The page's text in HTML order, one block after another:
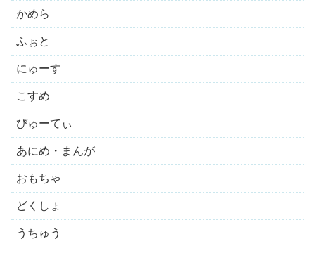
かめら
ふぉと
にゅーす
こすめ
びゅーてぃ
あにめ・まんが
おもちゃ
どくしょ
うちゅう